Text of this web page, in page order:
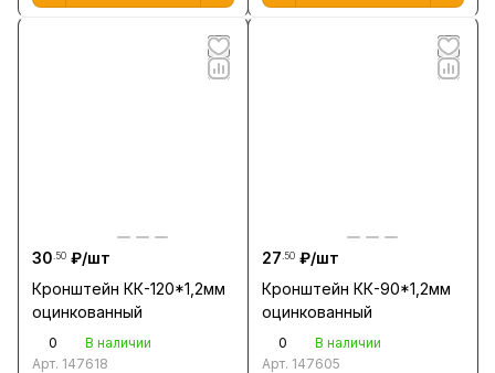
30.50 ₽/шт
Кронштейн КК-120*1,2мм
оцинкованный
0
В наличии
Арт. 147618
27.50 ₽/шт
Кронштейн КК-90*1,2мм
оцинкованный
0
В наличии
Арт. 147605